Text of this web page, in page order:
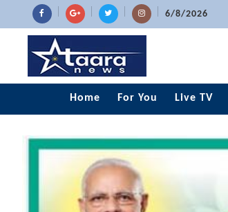
6/8/2026
Home For You Live TV